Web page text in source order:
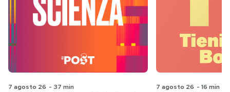
7 agosto 26 - 37 min 7 agosto 26 - 16 min